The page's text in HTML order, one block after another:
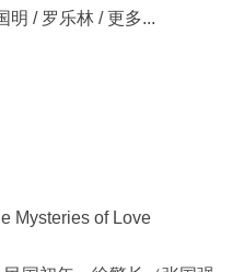
明 / 罗乐林 / 更多...
Mysteries of Love